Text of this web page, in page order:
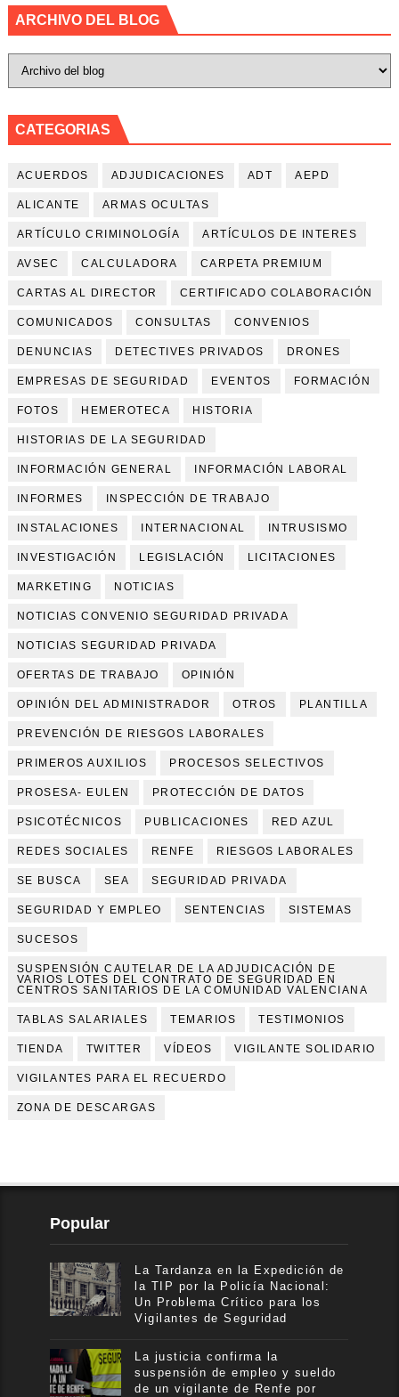
ARCHIVO DEL BLOG
CATEGORIAS
ACUERDOS ADJUDICACIONES ADT AEPD
ALICANTE ARMAS OCULTAS
ARTÍCULO CRIMINOLOGÍA ARTÍCULOS DE INTERES
AVSEC CALCULADORA CARPETA PREMIUM
CARTAS AL DIRECTOR CERTIFICADO COLABORACIÓN
COMUNICADOS CONSULTAS CONVENIOS
DENUNCIAS DETECTIVES PRIVADOS DRONES
EMPRESAS DE SEGURIDAD EVENTOS FORMACIÓN
FOTOS HEMEROTECA HISTORIA
HISTORIAS DE LA SEGURIDAD
INFORMACIÓN GENERAL INFORMACIÓN LABORAL
INFORMES INSPECCIÓN DE TRABAJO
INSTALACIONES INTERNACIONAL INTRUSISMO
INVESTIGACIÓN LEGISLACIÓN LICITACIONES
MARKETING NOTICIAS
NOTICIAS CONVENIO SEGURIDAD PRIVADA
NOTICIAS SEGURIDAD PRIVADA
OFERTAS DE TRABAJO OPINIÓN
OPINIÓN DEL ADMINISTRADOR OTROS PLANTILLA
PREVENCIÓN DE RIESGOS LABORALES
PRIMEROS AUXILIOS PROCESOS SELECTIVOS
PROSESA- EULEN PROTECCIÓN DE DATOS
PSICOTÉCNICOS PUBLICACIONES RED AZUL
REDES SOCIALES RENFE RIESGOS LABORALES
SE BUSCA SEA SEGURIDAD PRIVADA
SEGURIDAD Y EMPLEO SENTENCIAS SISTEMAS
SUCESOS
SUSPENSIÓN CAUTELAR DE LA ADJUDICACIÓN DE
VARIOS LOTES DEL CONTRATO DE SEGURIDAD EN
CENTROS SANITARIOS DE LA COMUNIDAD VALENCIANA
TABLAS SALARIALES TEMARIOS TESTIMONIOS
TIENDA TWITTER VÍDEOS VIGILANTE SOLIDARIO
VIGILANTES PARA EL RECUERDO
ZONA DE DESCARGAS
Popular
La Tardanza en la Expedición de
la TIP por la Policía Nacional:
Un Problema Crítico para los
Vigilantes de Seguridad
La justicia confirma la
suspensión de empleo y sueldo
de un vigilante de Renfe por